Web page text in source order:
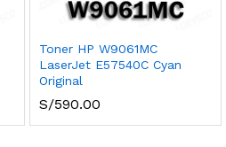
Toner HP W9061MC
LaserJet E57540C Cyan
Original
S/590.00